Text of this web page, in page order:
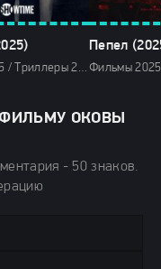
Фильмы 2025 / Триллеры 2025 / Сериалы 2025 / Сериалы в озвучке TVShows / Сериалы лета 2025 / Новинки сериалов 2025 / Смотреть фильмы онлайн
Пепел
ОКОВЫ
- 50 знаков.